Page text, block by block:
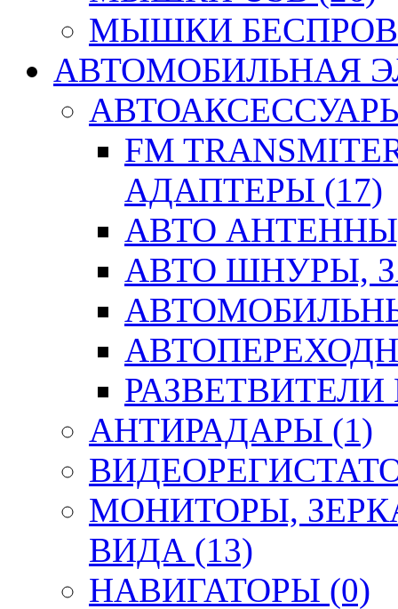
МЫШКИ
АВТОМОБИЛЬНАЯ
FM
АДАПТЕРЫ (17)
АВТО
АВТО ШНУРЫ,
РАЗВЕТВИТЕЛИ
АНТИРАДАРЫ (1)
МОНИТОРЫ,
ВИДА (13)
НАВИГАТОРЫ (0)